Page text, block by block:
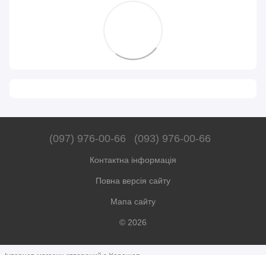
(097) 976-00-66 (093) 976-00-66
Контактна інформація
Повна версія сайту
Мапа сайту
© 2026